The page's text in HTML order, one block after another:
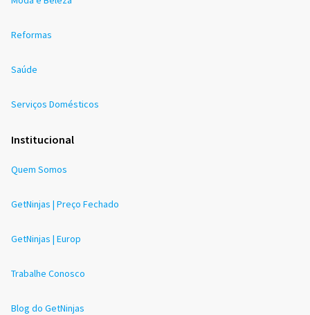
Reformas
Saúde
Serviços Domésticos
Institucional
Quem Somos
GetNinjas | Preço Fechado
GetNinjas | Europ
Trabalhe Conosco
Blog do GetNinjas